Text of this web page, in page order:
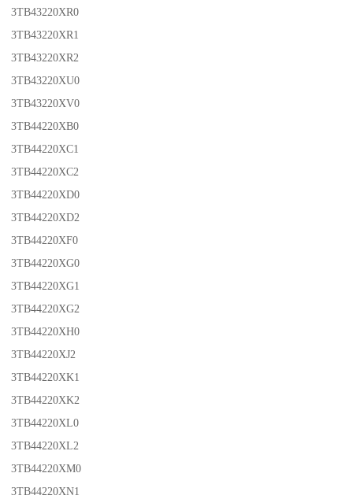
3TB43220XR0
3TB43220XR1
3TB43220XR2
3TB43220XU0
3TB43220XV0
3TB44220XB0
3TB44220XC1
3TB44220XC2
3TB44220XD0
3TB44220XD2
3TB44220XF0
3TB44220XG0
3TB44220XG1
3TB44220XG2
3TB44220XH0
3TB44220XJ2
3TB44220XK1
3TB44220XK2
3TB44220XL0
3TB44220XL2
3TB44220XM0
3TB44220XN1